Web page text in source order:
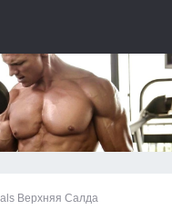
Верхняя Салда